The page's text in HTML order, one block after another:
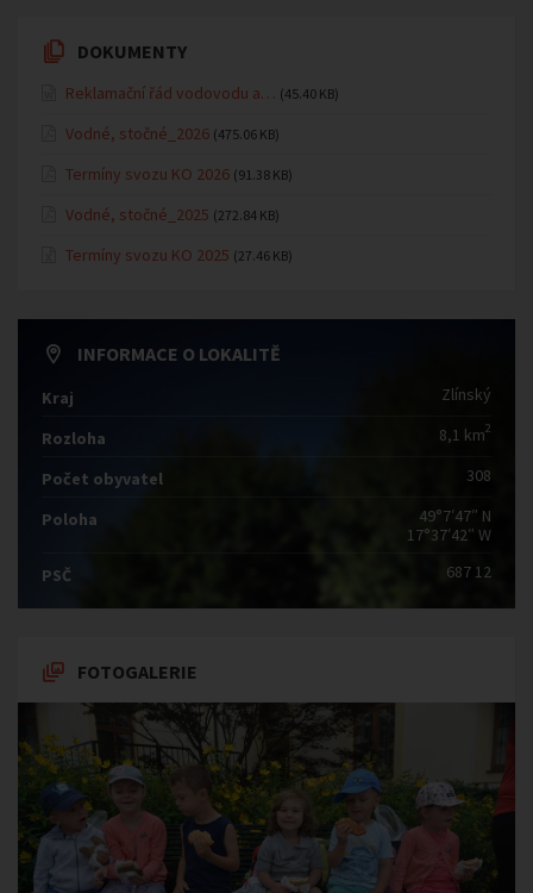
DOKUMENTY
Reklamační řád vodovodu a… (45.40 KB)
Vodné, stočné_2026 (475.06 KB)
Termíny svozu KO 2026 (91.38 KB)
Vodné, stočné_2025 (272.84 KB)
Termíny svozu KO 2025 (27.46 KB)
INFORMACE O LOKALITĚ
Kraj Zlínský
Rozloha 8,1 km2
Počet obyvatel 308
Poloha
49°7′47″ N
17°37′42″ W
PSČ
687 12
FOTOGALERIE